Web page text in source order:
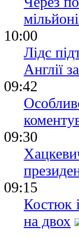
10:00
Лідс
Англії
09:42
09:30
09:15
Костюк
на двох